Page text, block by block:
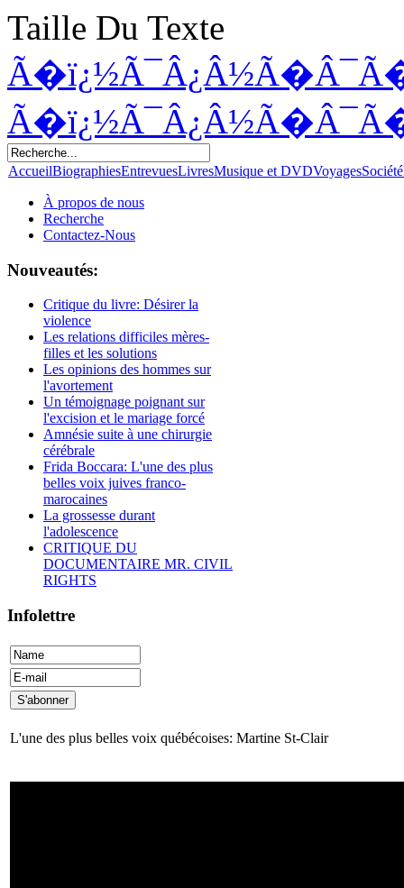
Taille Du Texte
AccueilBiographiesEntrevuesLivresMusique et DVDVoyagesSociété
À propos de nous
Recherche
Contactez-Nous
Nouveautés:
Critique du livre: Désirer la
violence
Les relations difficiles mères-
filles et les solutions
Les opinions des hommes sur
l'avortement
Un témoignage poignant sur
l'excision et le mariage forcé
Amnésie suite à une chirurgie
cérébrale
Frida Boccara: L'une des plus
belles voix juives franco-
marocaines
La grossesse durant
l'adolescence
CRITIQUE DU
DOCUMENTAIRE MR. CIVIL
RIGHTS
Infolettre
L'une des plus belles voix québécoises: Martine St-Clair